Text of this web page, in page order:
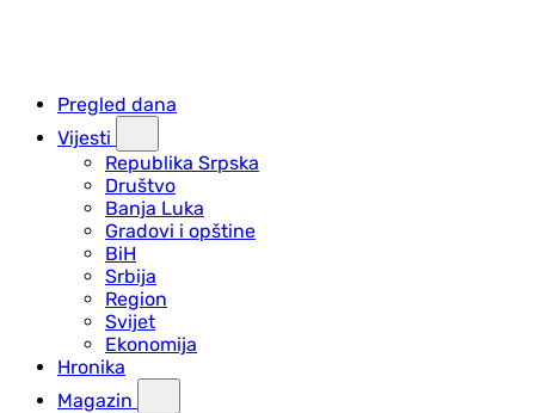
Pregled dana
Vijesti
Republika Srpska
Društvo
Banja Luka
Gradovi i opštine
BiH
Srbija
Region
Svijet
Ekonomija
Hronika
Magazin